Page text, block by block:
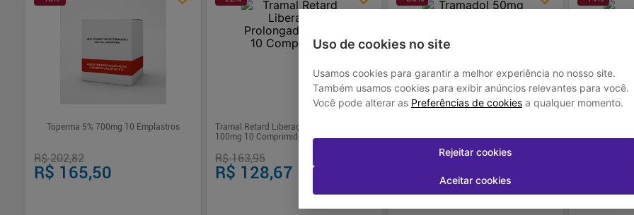
Uso de cookies no site
Usamos cookies para garantir a melhor experiência no nosso site.
Também usamos cookies para exibir anúncios relevantes para você.
Você pode alterar as Preferências de cookies a qualquer momento.
Rejeitar cookies
Aceitar cookies
Toperma 5% 700mg 10 Emplastros
R$ 202,82
R$ 165,50
Tramal Retard Liberação Prolongada
100mg 10 Comprimidos
R$ 163,95
R$ 128,67
Genérico - Cimed
R$ 38,87
R$ 27,19
Analgesico
Comprimidos
R$